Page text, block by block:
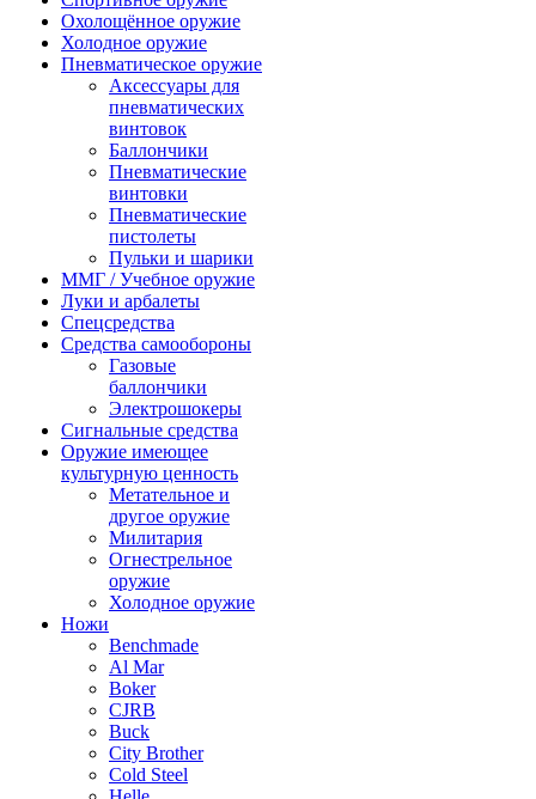
Охолощённое оружие
Холодное оружие
Пневматическое оружие
Аксессуары для
пневматических
винтовок
Баллончики
Пневматические
винтовки
Пневматические
пистолеты
Пульки и шарики
ММГ / Учебное оружие
Луки и арбалеты
Спецсредства
Средства самообороны
Газовые
баллончики
Электрошокеры
Сигнальные средства
Оружие имеющее
культурную ценность
Метательное и
другое оружие
Милитария
Огнестрельное
оружие
Холодное оружие
Ножи
Benchmade
Al Mar
Boker
CJRB
Buck
City Brother
Cold Steel